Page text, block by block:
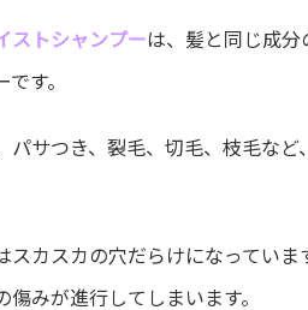
ストシャンプーは、髪と同じ成分
す。
パサつき、裂毛、切毛、枝毛な
スカスカの穴だらけになってい
みが進行してしまいます。